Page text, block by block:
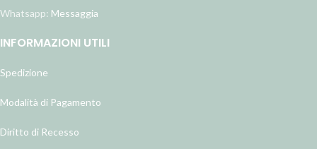
Whatsapp: Messaggia
INFORMAZIONI UTILI
Spedizione
Modalità di Pagamento
Diritto di Recesso